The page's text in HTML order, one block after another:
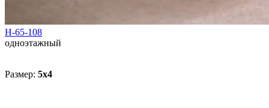
Н-65-108
одноэтажный
Размер: 5x4